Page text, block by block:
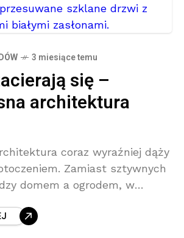
3 miesiące temu
się –
architektura
coraz wyraźniej dąży
Zamiast sztywnych
domem a ogrodem, w
funkcjonalne, jak i